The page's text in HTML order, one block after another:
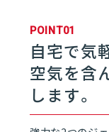
04
05 ドア
POINT01
自宅で気
空気を含
します。